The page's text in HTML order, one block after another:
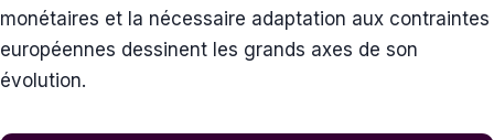
monétaires et la nécessaire adaptation aux contraintes
européennes dessinent les grands axes de son
évolution.